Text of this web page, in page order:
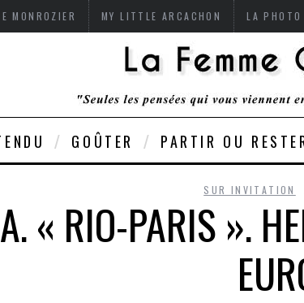
MONROZIER MY LITTLE ARCACHON LA PHOTO
GOÛTER PARTIR OU
SUR INVITATION
« RIO-PARIS ».